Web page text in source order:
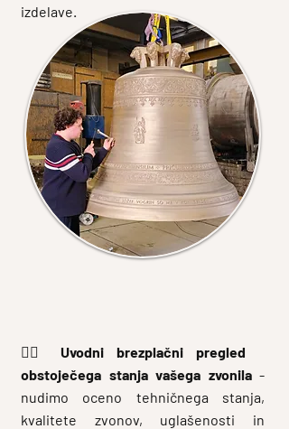
izdelave.
🕵️‍♂️
Uvodni brezplačni pregled
obstoječega stanja vašega zvonila-
nudimo oceno tehničnega stanja,
kvalitete zvonov, uglašenosti in